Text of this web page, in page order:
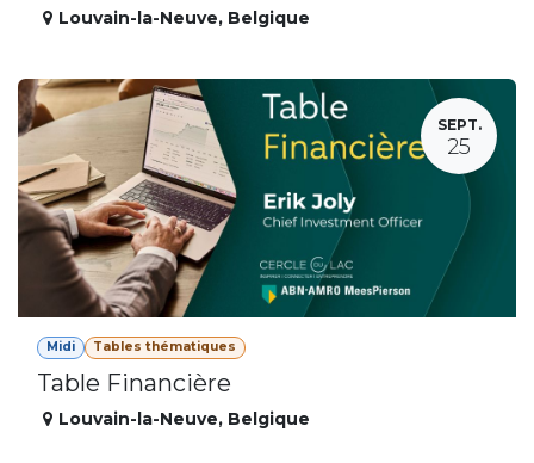
Louvain-la-Neuve, Belgique
SEPT.
25
Midi Tables thématiques
Table Financière
Louvain-la-Neuve, Belgique